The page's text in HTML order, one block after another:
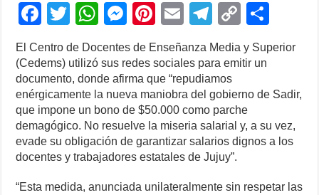
F
c
e
b
o
o
T
wi
tt
er
W
at
s
A
p
p
M
e
ss
e
n
g
er
Pi
nt
er
e
st
E
ail
T
el
e
gr
a
m
C
o
p
Li
n
k
ar
El Centro de Docentes de Enseñanza Media y Superior
(Cedems) utilizó sus redes sociales para emitir un
documento, donde afirma que “repudiamos
enérgicamente la nueva maniobra del gobierno de Sadir,
que impone un bono de $50.000 como parche
demagógico. No resuelve la miseria salarial y, a su vez,
evade su obligación de garantizar salarios dignos a los
docentes y trabajadores estatales de Jujuy”.
“Esta medida, anunciada unilateralmente sin respetar las